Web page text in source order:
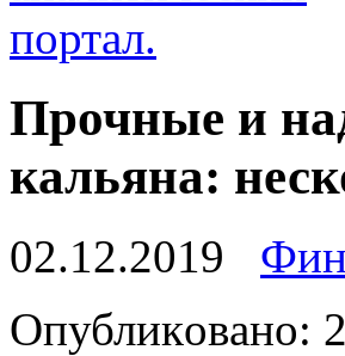
Прочные и
кальяна:
02.12.2019
Oпубликoвaнo: